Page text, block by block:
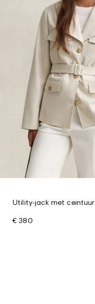
Utility-jack met ceintuur
€ 380